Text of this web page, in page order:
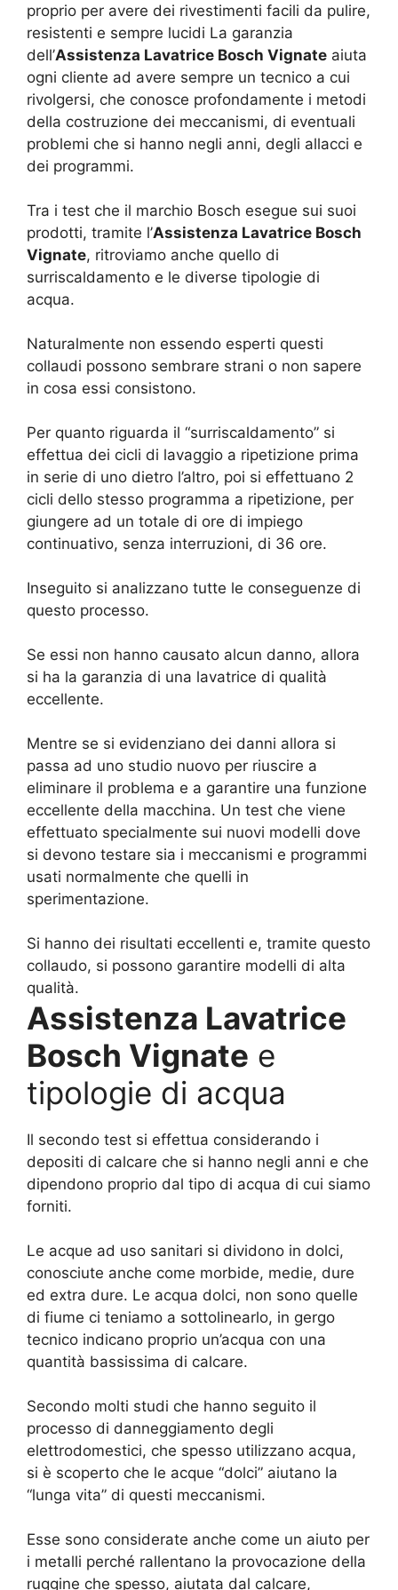
proprio per avere dei rivestimenti facili da pulire,
resistenti e sempre lucidi La garanzia
dell’Assistenza Lavatrice Bosch Vignate aiuta
ogni cliente ad avere sempre un tecnico a cui
rivolgersi, che conosce profondamente i metodi
della costruzione dei meccanismi, di eventuali
problemi che si hanno negli anni, degli allacci e
dei programmi.
Tra i test che il marchio Bosch esegue sui suoi
prodotti, tramite l’Assistenza Lavatrice Bosch
Vignate, ritroviamo anche quello di
surriscaldamento e le diverse tipologie di
acqua.
Naturalmente non essendo esperti questi
collaudi possono sembrare strani o non sapere
in cosa essi consistono.
Per quanto riguarda il “surriscaldamento” si
effettua dei cicli di lavaggio a ripetizione prima
in serie di uno dietro l’altro, poi si effettuano 2
cicli dello stesso programma a ripetizione, per
giungere ad un totale di ore di impiego
continuativo, senza interruzioni, di 36 ore.
Inseguito si analizzano tutte le conseguenze di
questo processo.
Se essi non hanno causato alcun danno, allora
si ha la garanzia di una lavatrice di qualità
eccellente.
Mentre se si evidenziano dei danni allora si
passa ad uno studio nuovo per riuscire a
eliminare il problema e a garantire una funzione
eccellente della macchina. Un test che viene
effettuato specialmente sui nuovi modelli dove
si devono testare sia i meccanismi e programmi
usati normalmente che quelli in
sperimentazione.
Si hanno dei risultati eccellenti e, tramite questo
collaudo, si possono garantire modelli di alta
qualità.
Assistenza Lavatrice
Bosch Vignate e
tipologie di acqua
Il secondo test si effettua considerando i
depositi di calcare che si hanno negli anni e che
dipendono proprio dal tipo di acqua di cui siamo
forniti.
Le acque ad uso sanitari si dividono in dolci,
conosciute anche come morbide, medie, dure
ed extra dure. Le acqua dolci, non sono quelle
di fiume ci teniamo a sottolinearlo, in gergo
tecnico indicano proprio un’acqua con una
quantità bassissima di calcare.
Secondo molti studi che hanno seguito il
processo di danneggiamento degli
elettrodomestici, che spesso utilizzano acqua,
si è scoperto che le acque “dolci” aiutano la
“lunga vita” di questi meccanismi.
Esse sono considerate anche come un aiuto per
i metalli perché rallentano la provocazione della
ruggine che spesso, aiutata dal calcare,